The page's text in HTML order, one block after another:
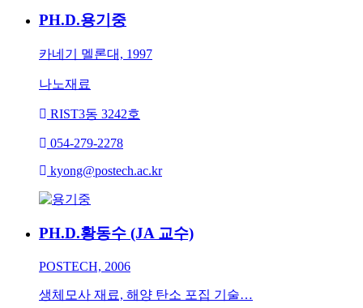
PH.D.용기중
카네기 멜론대, 1997
나노재료
RIST3동 3242호
054-279-2278
kyong@postech.ac.kr
PH.D.황동수 (JA 교수)
POSTECH, 2006
생체모사 재료, 해양 탄소 포집 기술…